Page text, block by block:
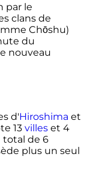
par le
clans de
Chōshu)
du
nouveau
d'Hiroshima et
13 villeset 4
de 6
plus un seul